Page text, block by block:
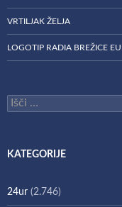
VRTILJAK ŽELJA
LOGOTIP RADIA BREŽICE EU
Išči:
KATEGORIJE
24ur (2.746)